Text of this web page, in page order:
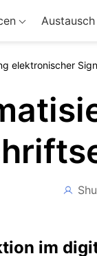
Austausch
elektronischer
im